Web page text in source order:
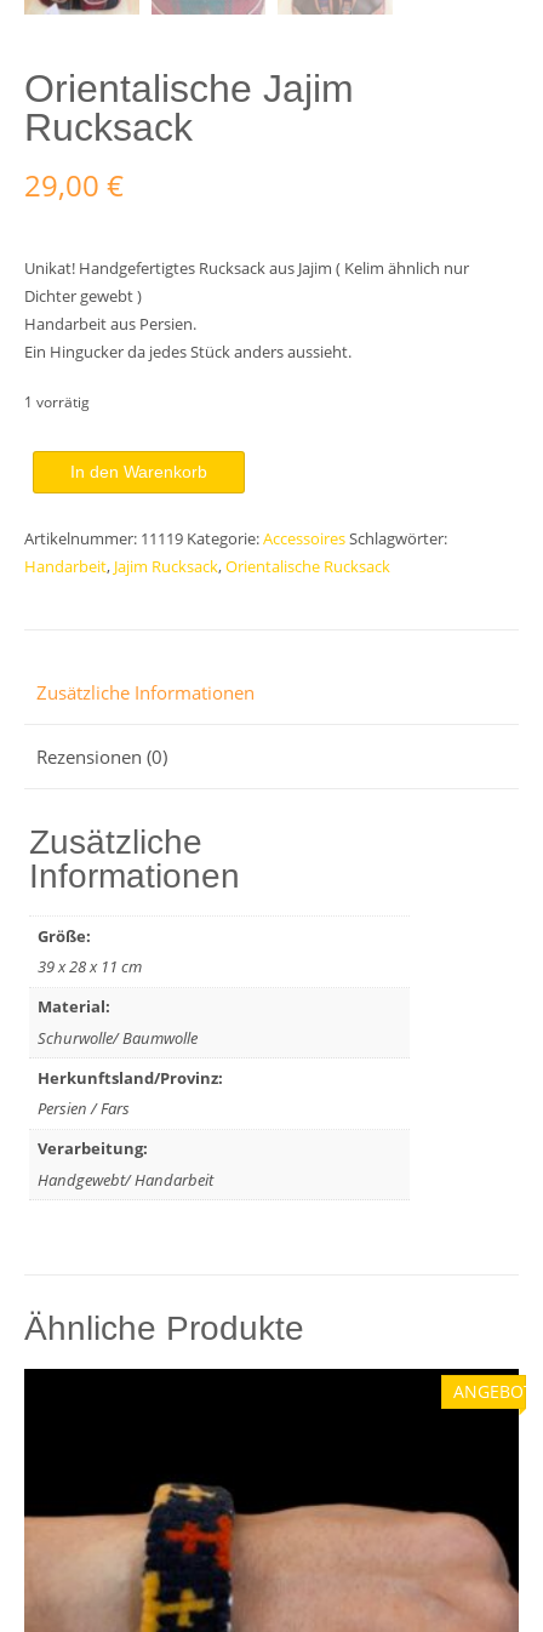
Orientalische Jajim
Rucksack
29,00 €
Unikat! Handgefertigtes Rucksack aus Jajim ( Kelim ähnlich nur
Dichter gewebt )
Handarbeit aus Persien.
Ein Hingucker da jedes Stück anders aussieht.
1 vorrätig
Orientalische
Jajim
Menge
In den Warenkorb
Artikelnummer: 11119 Kategorie:AccessoiresSchlagwörter:
Handarbeit, Jajim Rucksack,Orientalische Rucksack
Zusätzliche Informationen
Rezensionen (0)
Zusätzliche
Informationen
Größe:
39 x 28 x 11 cm
Material:
Schurwolle/ Baumwolle
Herkunftsland/Provinz:
Persien / Fars
Verarbeitung:
Handgewebt/ Handarbeit
Ähnliche Produkte
ANGEBOT!